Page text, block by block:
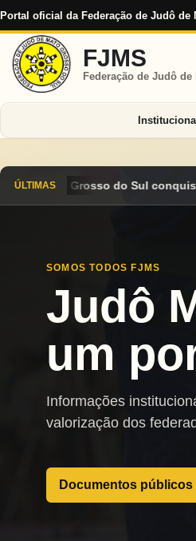
Portal oficial da Federação de Judô de
FJMS
Federação de Judô
Institucional
ÚLTIMAS
seis medalhas e encerra
SOMOS TODOS FJMS
Judô
um
Informações
valorização dos
Documentos públicos